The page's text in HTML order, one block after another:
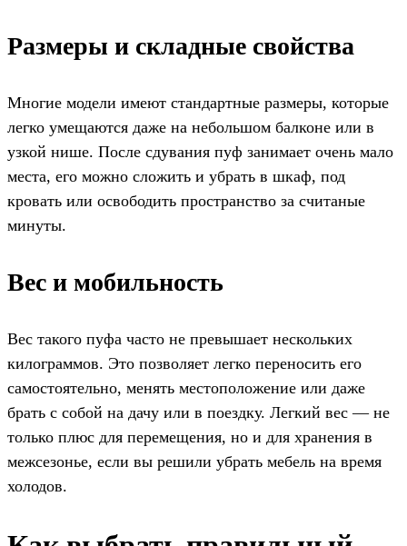
Размеры и складные свойства
Многие модели имеют стандартные размеры, которые
легко умещаются даже на небольшом балконе или в
узкой нише. После сдувания пуф занимает очень мало
места, его можно сложить и убрать в шкаф, под
кровать или освободить пространство за считаные
минуты.
Вес и мобильность
Вес такого пуфа часто не превышает нескольких
килограммов. Это позволяет легко переносить его
самостоятельно, менять местоположение или даже
брать с собой на дачу или в поездку. Легкий вес — не
только плюс для перемещения, но и для хранения в
межсезонье, если вы решили убрать мебель на время
холодов.